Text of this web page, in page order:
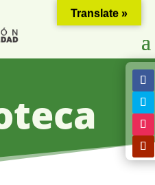
Translate »